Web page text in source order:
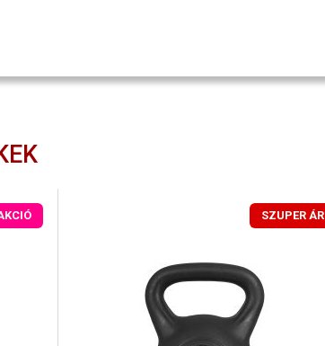
SZUPER ÁR